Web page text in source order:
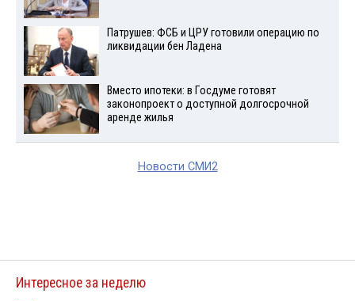
Патрушев: ФСБ и ЦРУ готовили операцию по
ликвидации бен Ладена
Вместо ипотеки: в Госдуме готовят
законопроект о доступной долгосрочной
аренде жилья
Новости СМИ2
Интересное за неделю